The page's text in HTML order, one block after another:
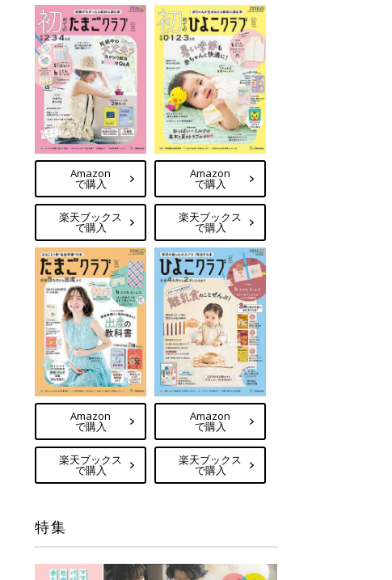
Amazon
で購入
楽天ブックス
で購入
Amazon
で購入
楽天ブックス
で購入
Amazon
で購入
楽天ブックス
で購入
Amazon
で購入
楽天ブックス
で購入
特集